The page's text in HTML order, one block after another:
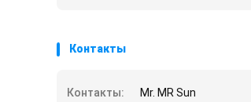
Контакты
Контакты:
Mr. MR Sun